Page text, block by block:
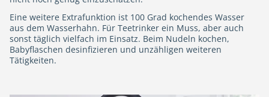
Eine weitere Extrafunktion ist 100 Grad kochendes Wasser
aus dem Wasserhahn. Für Teetrinker ein Muss, aber auch
sonst täglich vielfach im Einsatz. Beim Nudeln kochen,
Babyflaschen desinfizieren und unzähligen weiteren
Tätigkeiten.